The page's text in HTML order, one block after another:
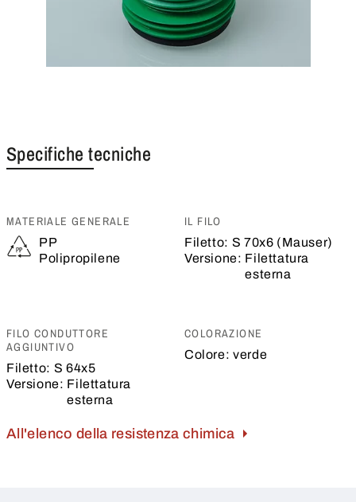
Specifiche tecniche
MATERIALE GENERALE
PP
Polipropilene
IL FILO
Filetto: S 70x6 (Mauser)
Versione: Filettatura
esterna
FILO CONDUTTORE
AGGIUNTIVO
Filetto: S 64x5
Versione: Filettatura
esterna
COLORAZIONE
Colore: verde
All'elenco della resistenza chimica